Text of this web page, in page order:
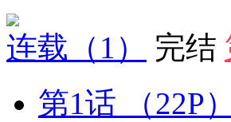
连载 （1） 完结
第1话
（22P）